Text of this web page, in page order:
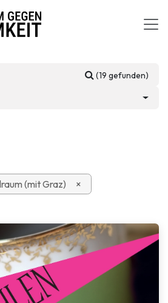
(19 gefunden)
(mit Graz) ×